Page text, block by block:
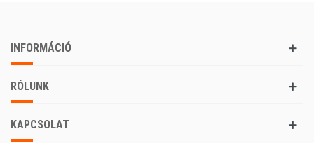
INFORMÁCIÓ
RÓLUNK
KAPCSOLAT